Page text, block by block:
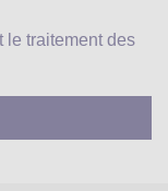
le traitement des